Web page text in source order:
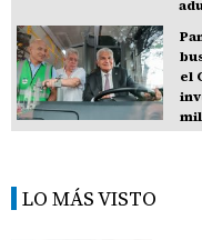
el
LO MÁS VISTO